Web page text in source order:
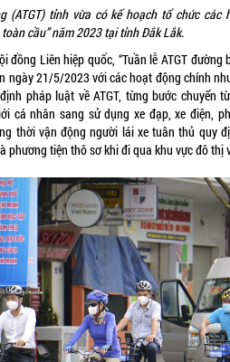
(ATGT) tỉnh vừa có kế hoạch tổ chức các
toàn cầu” năm 2023 tại tỉnh Đắk Lắk.
đồng Liên hiệp quốc, “Tuần lễ ATGT đường
ngày 21/5/2023 với các hoạt động chính
pháp luật về ATGT, từng bước chuyển
cá nhân sang sử dụng xe đạp, xe điện,
thời vận động người lái xe tuân thủ quy
phương tiện thô sơ khi đi qua khu vực đô thị